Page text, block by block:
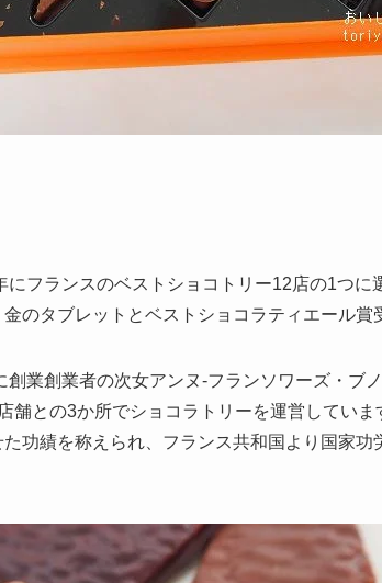
にフランスのベストショコトリー12店の1つ
のタブレットとベストショコラティエール賞
創業創業者の次女アンヌ-フランソワーズ・ブ
舗との3か所でショコラトリーを運営してい
功績を称えられ、フランス共和国より国家